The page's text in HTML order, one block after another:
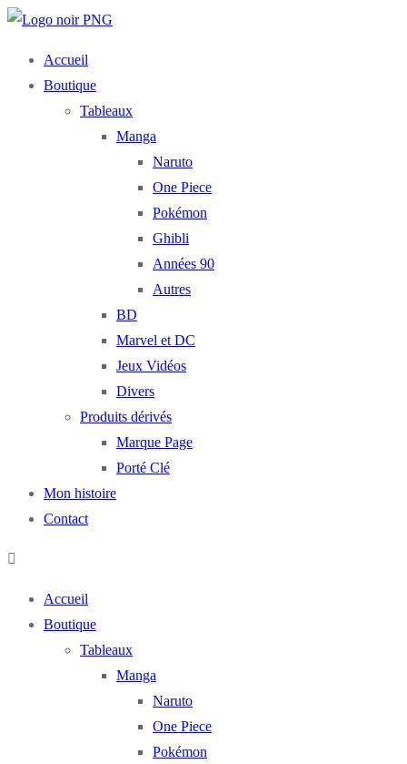
Accueil
Boutique
Tableaux
Manga
Naruto
One Piece
Pokémon
Ghibli
Années 90
Autres
BD
Marvel et DC
Jeux Vidéos
Divers
Produits dérivés
Marque Page
Porté Clé
Mon histoire
Contact
Accueil
Boutique
Tableaux
Manga
Naruto
One Piece
Pokémon